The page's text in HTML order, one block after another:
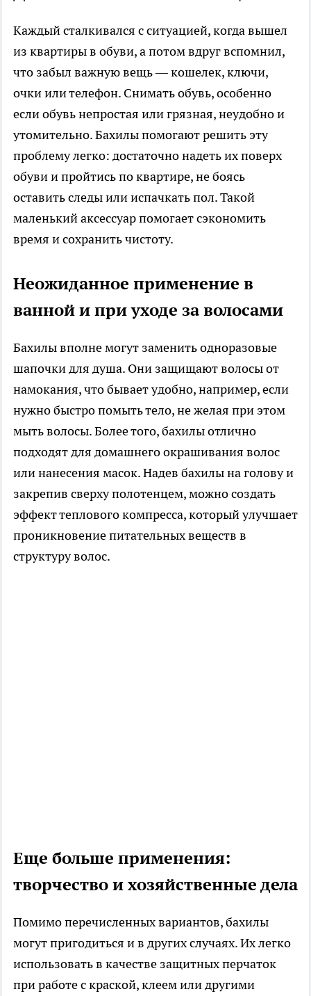
Каждый сталкивался с ситуацией, когда вышел
из квартиры в обуви, а потом вдруг вспомнил,
что забыл важную вещь — кошелек, ключи,
очки или телефон. Снимать обувь, особенно
если обувь непростая или грязная, неудобно и
утомительно. Бахилы помогают решить эту
проблему легко: достаточно надеть их поверх
обуви и пройтись по квартире, не боясь
оставить следы или испачкать пол. Такой
маленький аксессуар помогает сэкономить
время и сохранить чистоту.
Неожиданное применение в
ванной и при уходе за волосами
Бахилы вполне могут заменить одноразовые
шапочки для душа. Они защищают волосы от
намокания, что бывает удобно, например, если
нужно быстро помыть тело, не желая при этом
мыть волосы. Более того, бахилы отлично
подходят для домашнего окрашивания волос
или нанесения масок. Надев бахилы на голову и
закрепив сверху полотенцем, можно создать
эффект теплового компресса, который улучшает
проникновение питательных веществ в
структуру волос.
Еще больше применения:
творчество и хозяйственные дела
Помимо перечисленных вариантов, бахилы
могут пригодиться и в других случаях. Их легко
использовать в качестве защитных перчаток
при работе с краской, клеем или другими